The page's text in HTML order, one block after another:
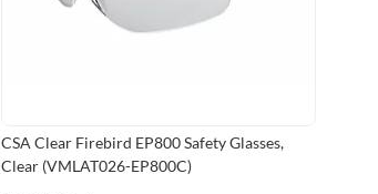
CSA Clear Firebird EP800 Safety Glasses,
Clear (VMLAT026-EP800C)